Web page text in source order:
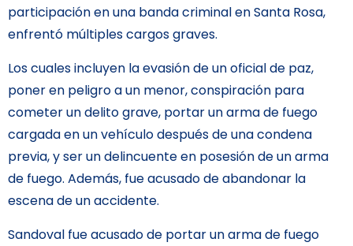
participación en una banda criminal en Santa Rosa,
enfrentó múltiples cargos graves.
Los cuales incluyen la evasión de un oficial de paz,
poner en peligro a un menor, conspiración para
cometer un delito grave, portar un arma de fuego
cargada en un vehículo después de una condena
previa, y ser un delincuente en posesión de un arma
de fuego. Además, fue acusado de abandonar la
escena de un accidente.
Sandoval fue acusado de portar un arma de fuego